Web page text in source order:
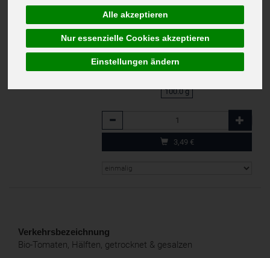
Alle akzeptieren
Nur essenzielle Cookies akzeptieren
Einstellungen ändern
Hälften, gesalzen und sonnengetrocknet
Deutschland
100% kbA BNN-Herst
DE-ÖKO-001
3,49 €
(34,90 € / 1 Kilogramm)
inkl. 7% MwSt.
100.0 g
Anzahl
3,49 €
Verkehrsbezeichnung
Bio-Tomaten, Hälften, getrocknet & gesalzen